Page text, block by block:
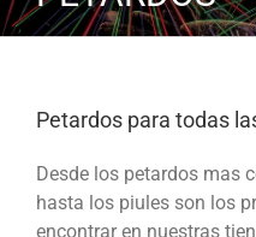
Petardos para todas
Desde los petardos mas
hasta los piules son los
encontrar en nuestras